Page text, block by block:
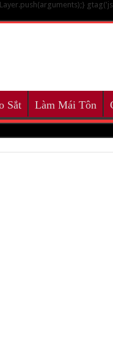
Sắt Làm Mái Tôn